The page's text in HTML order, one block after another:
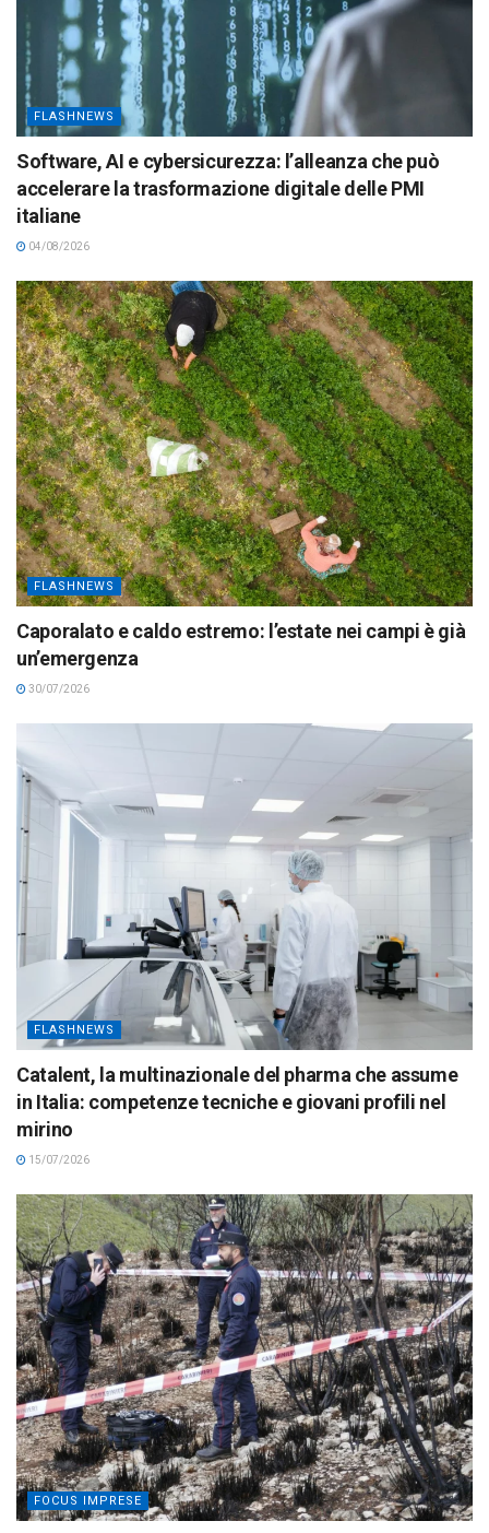
FLASHNEWS
Software, AI e cybersicurezza: l’alleanza che può
accelerare la trasformazione digitale delle PMI
italiane
04/08/2026
FLASHNEWS
Caporalato e caldo estremo: l’estate nei campi è già
un’emergenza
30/07/2026
FLASHNEWS
Catalent, la multinazionale del pharma che assume
in Italia: competenze tecniche e giovani profili nel
mirino
15/07/2026
FOCUS IMPRESE